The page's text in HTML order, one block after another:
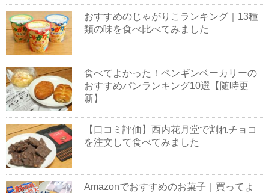
おすすめのじゃがりこランキング｜13種
類の味を食べ比べてみました
食べてよかった！ペンギンベーカリーの
おすすめパンランキング10選【随時更
新】
【口コミ評価】西内花月堂で割れチョコ
を注文して食べてみました
Amazonでおすすめのお菓子｜買ってよ